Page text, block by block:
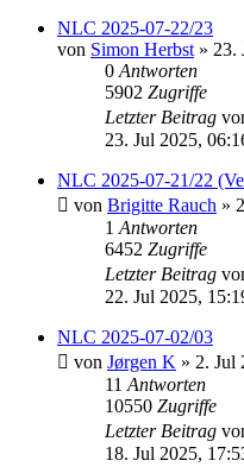
NLC 2025-07-22/23
von Simon Herbst » 23.
0 Antworten
5902 Zugriffe
Letzter Beitrag
23. Jul 2025,
NLC 2025-07-21/22
von Brigitte Rauch »
1 Antworten
6452 Zugriffe
Letzter Beitrag
22. Jul 2025,
NLC 2025-07-02/03
von Jørgen K » 2. Jul
11 Antworten
10550 Zugriffe
Letzter Beitrag
18. Jul 2025,